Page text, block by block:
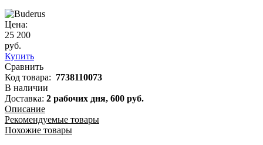
Цена:
25 200
руб.
Купить
Сравнить
Код товара: 7738110073
В наличии
Доставка: 2 рабочих дня, 600 руб.
Описание
Рекомендуемые товары
Похожие товары